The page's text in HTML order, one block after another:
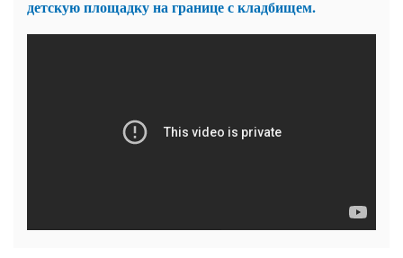
детскую площадку на границе с кладбищем.